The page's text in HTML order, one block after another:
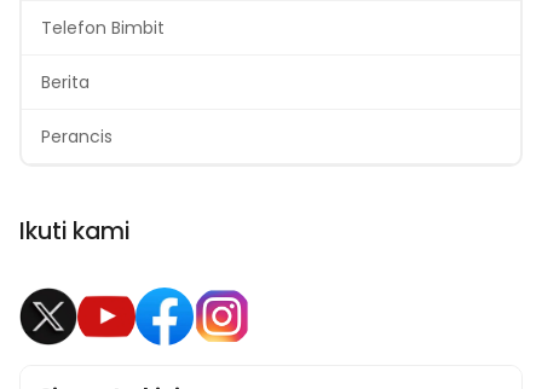
Telefon Bimbit
Berita
Perancis
Ikuti kami